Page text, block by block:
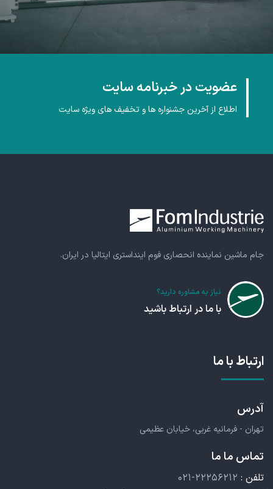
عضویت در خبرنامه سایت
اطلاع از آخرین جشنواره ها و تخفیف های ویژه سایت
جام ماشین نماینده انحصاری فوم اینداستری ایتالیا در ایران.
نیاز به مشاوره دارید؟
با ما در ارتباط باشید
ارتباط با ما
آدرس
تهران - فرمانیه غربی، خیابان عظیمی
تماس ما ما
تلفن : ۰۲۱-۲۲۲۵۶۲۱۲